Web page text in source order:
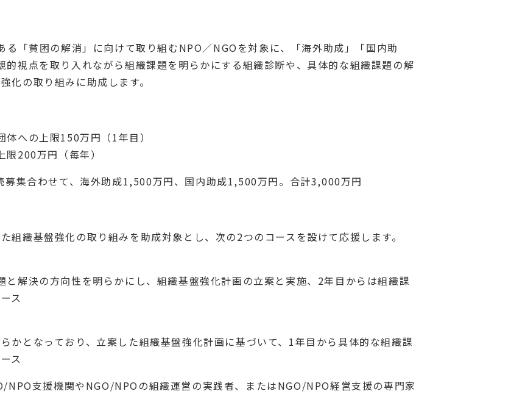
る「貧困の解消」に向けて取り組むNPO／NGOを対象に、「海外助成」「国内助
視点を取り入れながら組織課題を明らかにする組織診断や、具体的な組織課題の解
化の取り組みに助成します。
への上限150万円（1年目）
200万円（毎年）
集合わせて、海外助成1,500万円、国内助成1,500万円。合計3,000万円
組織基盤強化の取り組みを助成対象とし、次の2つのコースを設けて応援します。
解決の方向性を明らかにし、組織基盤強化計画の立案と実施、2年目からは組織課
ス
かとなっており、立案した組織基盤強化計画に基づいて、1年目から具体的な組織課
ス
支援機関やNGO/NPOの組織運営の実践者、またはNGO/NPO経営支援の専門家